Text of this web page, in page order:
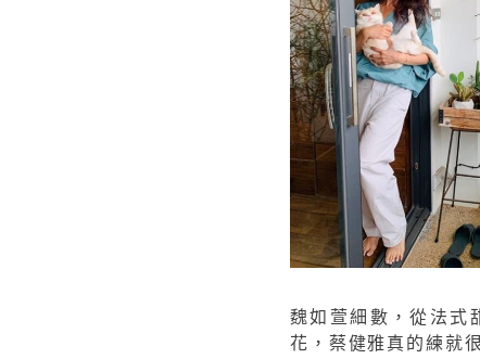
魏如萱細數，從法式
花，蔡健雅真的練就